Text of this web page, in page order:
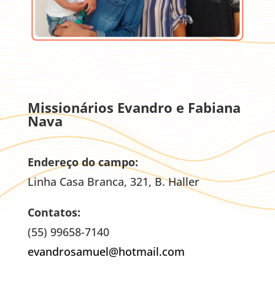
Missionários Evandro e Fabiana
Nava
Endereço do campo:
Linha Casa Branca, 321, B. Haller
Contatos:
(55) 99658-7140
evandrosamuel@hotmail.com